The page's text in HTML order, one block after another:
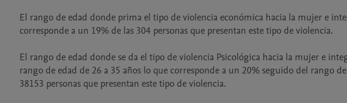
El rango de edad donde prima el tipo de violencia económica hacia la mujer e
corresponde a un 19% de las 304 personas que presentan este tipo de violencia.
El rango de edad donde se da el tipo de violencia Psicológica hacia la mujer e
rango de edad de 26 a 35 años lo que corresponde a un 20% seguido del rango
38153 personas que presentan este tipo de violencia.